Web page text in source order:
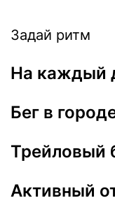
На
Задай ритм
На каждый
Бег в
Трейловый
Активный